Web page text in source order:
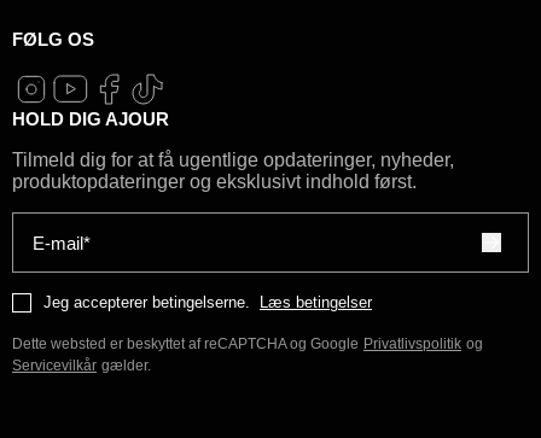
FØLG OS
HOLD DIG AJOUR
Tilmeld dig for at få ugentlige opdateringer, nyheder,
produktopdateringer og eksklusivt indhold først.
E-mail*
Jeg accepterer betingelserne. Læs betingelser
Dette websted er beskyttet af reCAPTCHA og Google Privatlivspolitik og
Servicevilkår gælder.